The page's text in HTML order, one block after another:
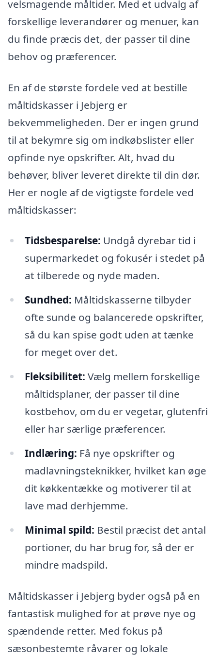
velsmagende måltider. Med et udvalg af
forskellige leverandører og menuer, kan
du finde præcis det, der passer til dine
behov og præferencer.
En af de største fordele ved at bestille
måltidskasser i Jebjerg er
bekvemmeligheden. Der er ingen grund
til at bekymre sig om indkøbslister eller
opfinde nye opskrifter. Alt, hvad du
behøver, bliver leveret direkte til din dør.
Her er nogle af de vigtigste fordele ved
måltidskasser:
Tidsbesparelse: Undgå dyrebar tid i
supermarkedet og fokusér i stedet på
at tilberede og nyde maden.
Sundhed: Måltidskasserne tilbyder
ofte sunde og balancerede opskrifter,
så du kan spise godt uden at tænke
for meget over det.
Fleksibilitet: Vælg mellem forskellige
måltidsplaner, der passer til dine
kostbehov, om du er vegetar, glutenfri
eller har særlige præferencer.
Indlæring: Få nye opskrifter og
madlavningsteknikker, hvilket kan øge
dit køkkentække og motiverer til at
lave mad derhjemme.
Minimal spild: Bestil præcist det antal
portioner, du har brug for, så der er
mindre madspild.
Måltidskasser i Jebjerg byder også på en
fantastisk mulighed for at prøve nye og
spændende retter. Med fokus på
sæsonbestemte råvarer og lokale